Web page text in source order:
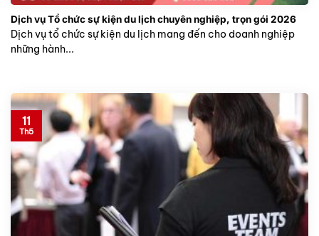
Dịch vụ Tổ chức sự kiện du lịch chuyên nghiệp, trọn gói 2026
Dịch vụ tổ chức sự kiện du lịch mang đến cho doanh nghiệp
những hành...
11
Th5